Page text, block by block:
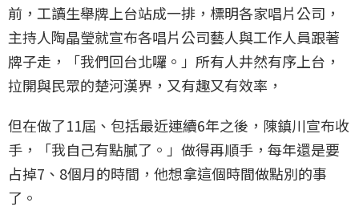
前，工讀生舉牌上台站成一排，標明各家唱片公司，
主持人陶晶瑩就宣布各唱片公司藝人與工作人員跟著
牌子走，「我們回台北囉。」所有人井然有序上台，
拉開與民眾的楚河漢界，又有趣又有效率，
但在做了11屆、包括最近連續6年之後，陳鎮川宣布收
手，「我自己有點膩了。」做得再順手，每年還是要
占掉7、8個月的時間，他想拿這個時間做點別的事
了。